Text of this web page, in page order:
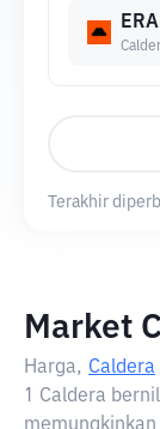
ERA
Terakhir
Market
Harga, Caldera
1 Caldera